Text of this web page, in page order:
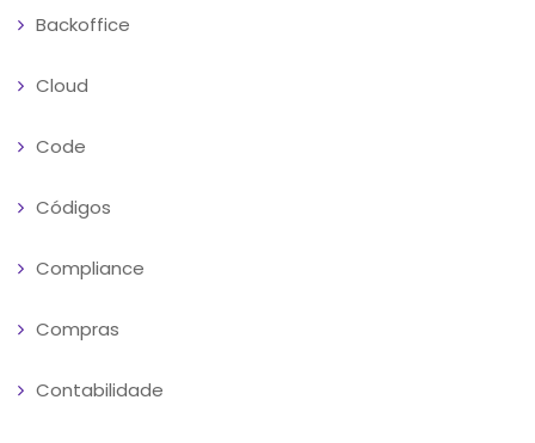
Backoffice
Cloud
Code
Códigos
Compliance
Compras
Contabilidade